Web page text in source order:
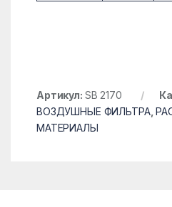
Артикул: SB 2170
ВОЗДУШНЫЕ ФИЛЬТРА,
МАТЕРИАЛЫ